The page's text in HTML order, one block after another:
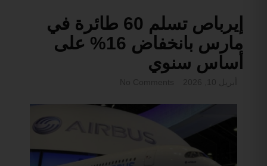
إيرباص تسلم 60 طائرة في
مارس بانخفاض 16% على
أساس سنوي